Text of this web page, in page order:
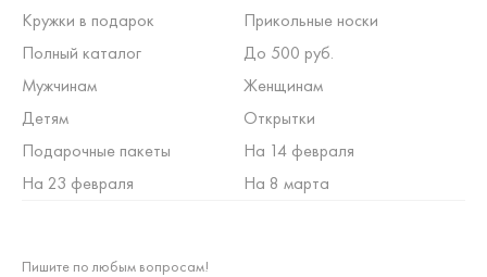
Кружки в подарок
Прикольные носки
Полный каталог
До 500 руб.
Мужчинам
Женщинам
Детям
Открытки
Подарочные пакеты
На 14 февраля
На 23 февраля
На 8 марта
Пишите по любым вопросам!